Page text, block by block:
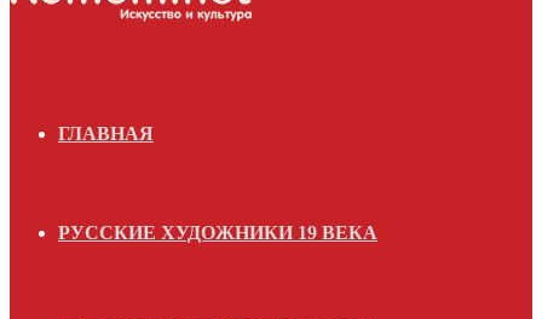
ГЛАВНАЯ
РУССКИЕ ХУДОЖНИКИ 19 ВЕКА